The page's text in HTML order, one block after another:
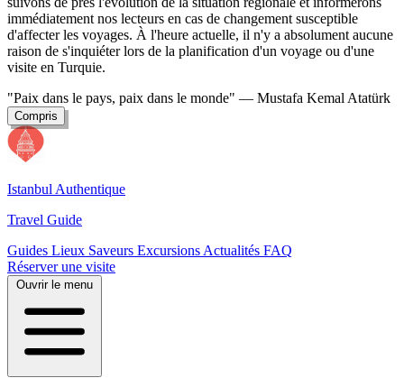
immédiatement nos lecteurs en cas de changement susceptible
d'affecter les voyages. À l'heure actuelle, il n'y a absolument aucune
raison de s'inquiéter lors de la planification d'un voyage ou d'une
visite en Turquie.
"Paix dans le pays, paix dans le monde" — Mustafa Kemal Atatürk
Compris
Istanbul Authentique
Travel Guide
Guides Lieux Saveurs Excursions Actualités FAQ
Réserver une visite
Ouvrir le menu